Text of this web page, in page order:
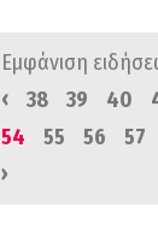
Εμφάνιση
‹
38 39 40
54
55 56 57
›